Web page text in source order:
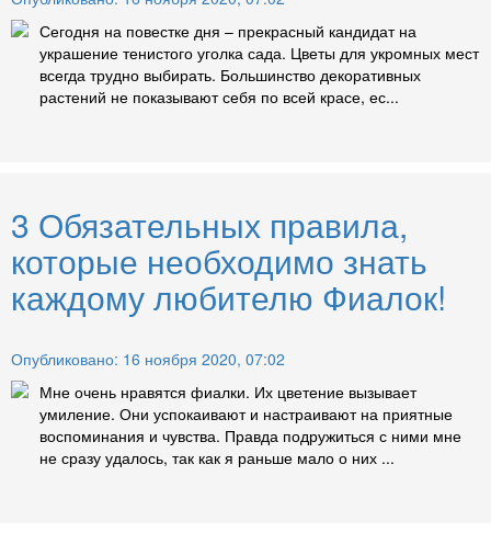
Сегодня на повестке дня – прекрасный кандидат на
украшение тенистого уголка сада. Цветы для укромных мест
всегда трудно выбирать. Большинство декоративных
растений не показывают себя по всей красе, ес...
3 Обязательных правила,
которые необходимо знать
каждому любителю Фиалок!
Опубликовано: 16 ноября 2020, 07:02
Мне очень нравятся фиалки. Их цветение вызывает
умиление. Они успокаивают и настраивают на приятные
воспоминания и чувства. Правда подружиться с ними мне
не сразу удалось, так как я раньше мало о них ...